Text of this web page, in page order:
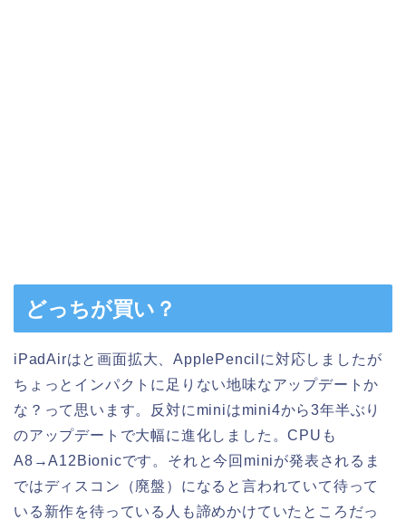
どっちが買い？
iPadAirはと画面拡大、ApplePencilに対応しましたが
ちょっとインパクトに足りない地味なアップデートか
な？って思います。反対にminiはmini4から3年半ぶり
のアップデートで大幅に進化しました。CPUも
A8→A12Bionicです。それと今回miniが発表されるま
ではディスコン（廃盤）になると言われていて待って
いる新作を待っている人も諦めかけていたところだっ